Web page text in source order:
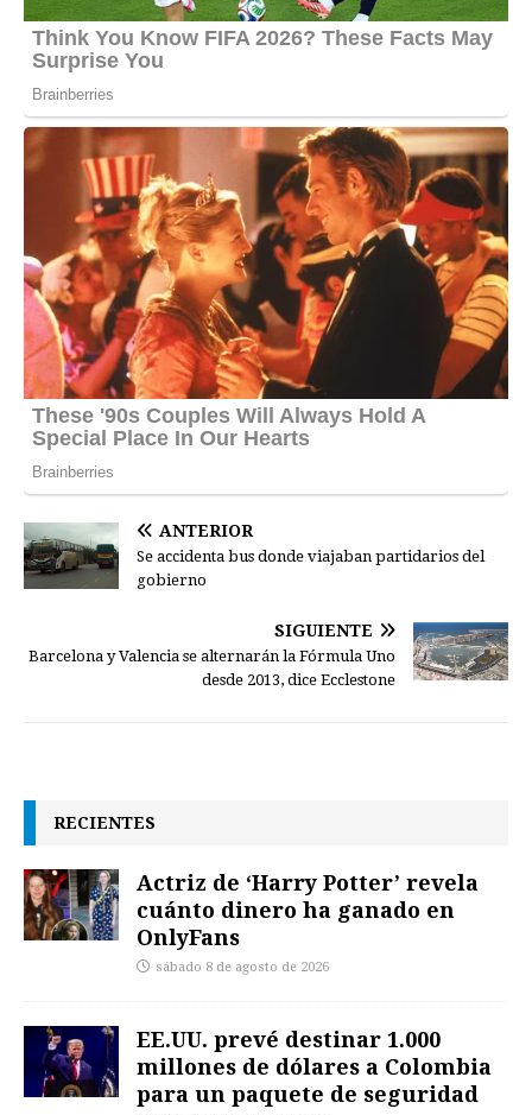
ANTERIOR
Se accidenta bus donde viajaban partidarios del
gobierno
SIGUIENTE
Barcelona y Valencia se alternarán la Fórmula Uno
desde 2013, dice Ecclestone
RECIENTES
Actriz de ‘Harry Potter’ revela
cuánto dinero ha ganado en
OnlyFans
sábado 8 de agosto de 2026
EE.UU. prevé destinar 1.000
millones de dólares a Colombia
para un paquete de seguridad